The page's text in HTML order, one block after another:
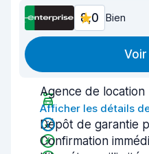
8,0 Bien
Agence de location
Afficher les détails
Dépôt de garantie
Confirmation